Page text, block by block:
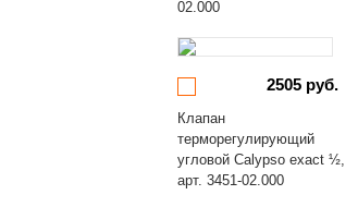
02.000
2505 руб.
Клапан
терморегулирующий
угловой Calypso exact ½,
арт. 3451-02.000